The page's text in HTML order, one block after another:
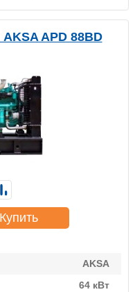
APD 88BD
AKSA
64 кВт
Купить